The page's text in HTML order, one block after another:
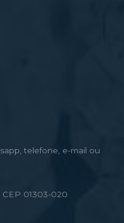
telefone, e-mail ou
01303-020